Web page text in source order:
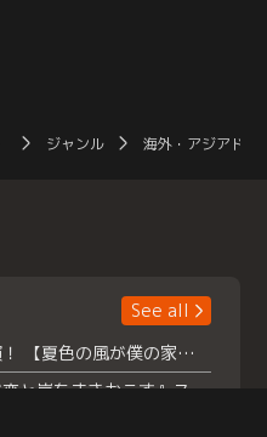
ジャンル 海外・アジアドラ
See all
浮所飛貴主演！ 【夏色の風が僕の家にやってきた】 本日よりテラサで独占配信スタート！
『夏色の雲が恋と嵐をまきおこす』スペシャルメイキング 【Part1】2026年７月18日（土）23時30分～配信スタート！話題のシーンの裏側を大公開！豪華キャスト大集合！ 『武宮家 真夏の家族会議』開催！